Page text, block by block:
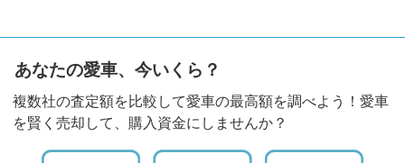
あなたの愛車、今いくら？
複数社の査定額を比較して愛車の最高額を調べよう！愛車
を賢く売却して、購入資金にしませんか？